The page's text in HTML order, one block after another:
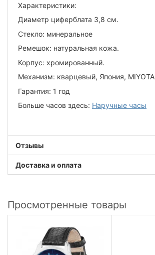
Характеристики:
Диаметр циферблата 3,8 см.
Стекло: минеральное
Ремешок: натуральная кожа.
Корпус: хромированный.
Механизм: кварцевый, Япония, MIYOTA
Гарантия: 1 год
Больше часов здесь: Наручные часы
Отзывы
Доставка и оплата
Просмотренные товары